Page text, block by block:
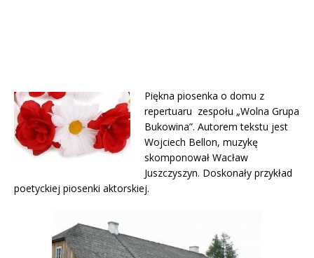
Piękna piosenka o domu z
repertuaru zespołu „Wolna Grupa
Bukowina”. Autorem tekstu jest
Wojciech Bellon, muzykę
skomponował Wacław
Juszczyszyn. Doskonały przykład
poetyckiej piosenki aktorskiej.